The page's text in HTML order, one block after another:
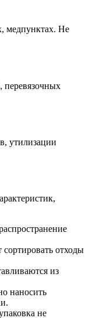
медпунктах. Не
перевязочных
утилизации
отходы
из
наносить
не